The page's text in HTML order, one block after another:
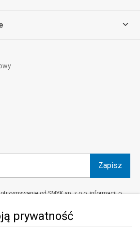
prywatność
Zapisz
od SMYK sp. z o.o. informacji o
z łatwością cofnąć wyrażone zgody.